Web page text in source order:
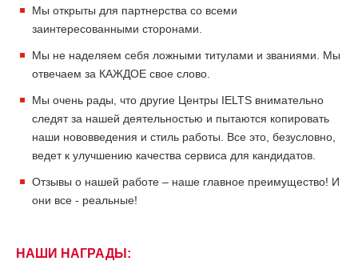
Мы открыты для партнерства со всеми
заинтересованными сторонами.
Мы не наделяем себя ложными титулами и званиями. Мы
отвечаем за КАЖДОЕ свое слово.
Мы очень рады, что другие Центры IELTS внимательно
следят за нашей деятельностью и пытаются копировать
наши нововведения и стиль работы. Все это, безусловно,
ведет к улучшению качества сервиса для кандидатов.
Отзывы о нашей работе – наше главное преимущество! И
они все - реальные!
НАШИ НАГРАДЫ: